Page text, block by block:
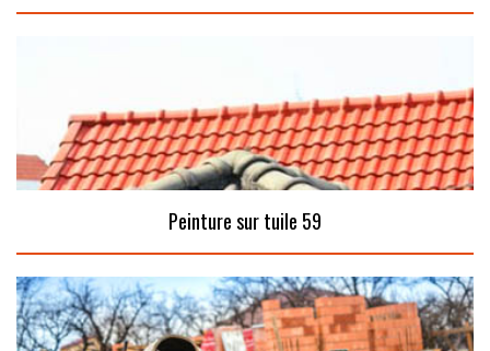
Peinture sur tuile 59